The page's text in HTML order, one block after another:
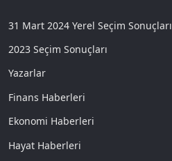
31 Mart 2024 Yerel Seçim Sonuçları
2023 Seçim Sonuçları
Yazarlar
Finans Haberleri
Ekonomi Haberleri
Hayat Haberleri